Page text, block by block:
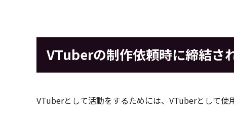
VTuberの制作依頼時に締結さ
VTuberとして活動をするためには、VTuberとして使